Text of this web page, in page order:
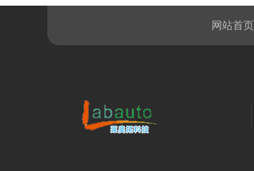
网站首页